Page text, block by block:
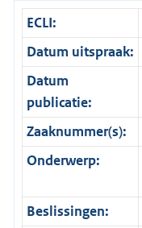
ECLI:
Datum uitspraak:
Datum
publicatie:
Zaaknummer(s):
Onderwerp:
Beslissingen: